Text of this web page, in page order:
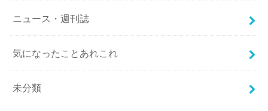
ニュース・週刊誌
気になったことあれこれ
未分類